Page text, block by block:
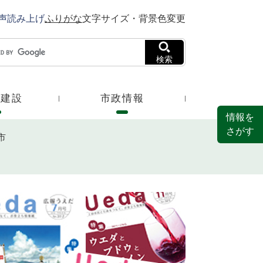
読み上げふりがな文字サイズ・背景色変更
検索
設 市政情報
情報を
さがす